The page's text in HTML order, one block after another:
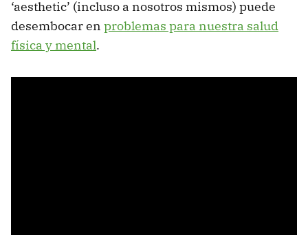
‘aesthetic’ (incluso a nosotros mismos) puede
desembocar en problemas para nuestra salud
física y mental.